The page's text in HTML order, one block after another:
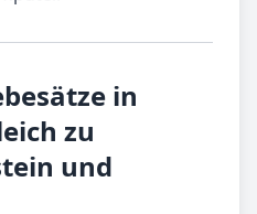
in
zu
und